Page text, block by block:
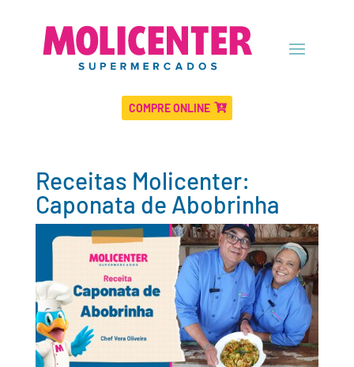
COMPRE ONLINE
Receitas Molicenter:
Caponata de Abobrinha